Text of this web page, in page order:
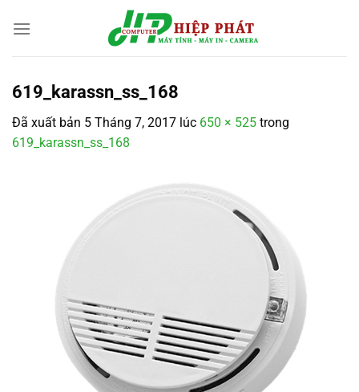
đến
619_karassn_ss_168
Đã xuất bản 5 Tháng 7, 2017 lúc 650 × 525 trong
619_karassn_ss_168